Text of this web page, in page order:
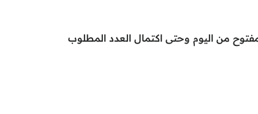
من اليوم وحتى اكتمال العدد المطلوب